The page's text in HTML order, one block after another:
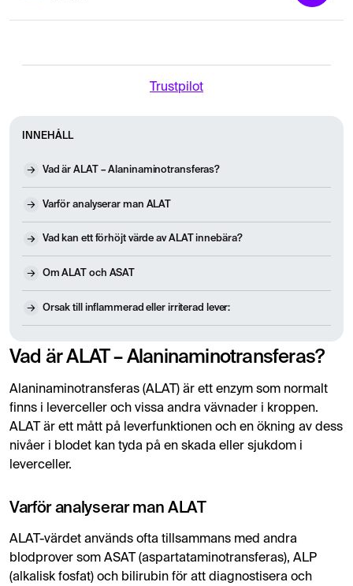
Trustpilot
INNEHÅLL
Vad är ALAT – Alaninaminotransferas?
Varför analyserar man ALAT
Vad kan ett förhöjt värde av ALAT innebära?
Om ALAT och ASAT
Orsak till inflammerad eller irriterad lever:
Vad är ALAT – Alaninaminotransferas?
Alaninaminotransferas (ALAT) är ett enzym som normalt
finns i leverceller och vissa andra vävnader i kroppen.
ALAT är ett mått på leverfunktionen och en ökning av dess
nivåer i blodet kan tyda på en skada eller sjukdom i
leverceller.
Varför analyserar man ALAT
ALAT-värdet används ofta tillsammans med andra
blodprover som ASAT (aspartataminotransferas), ALP
(alkalisk fosfat) och bilirubin för att diagnostisera och